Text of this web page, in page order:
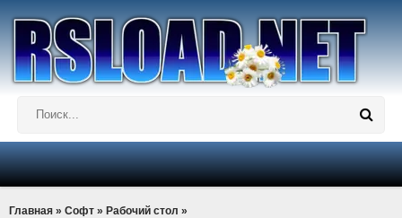
Главная » Софт » Рабочий стол »